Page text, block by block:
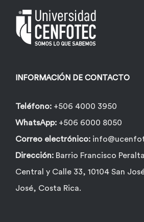
INFORMACIÓN DE CONTACTO
Teléfono: +506 4000 3950
WhatsApp: +506 6000 8050
Correo electrónico:
Dirección: Barrio Francisco
Central y Calle 33, 10104 San
José, Costa Rica.